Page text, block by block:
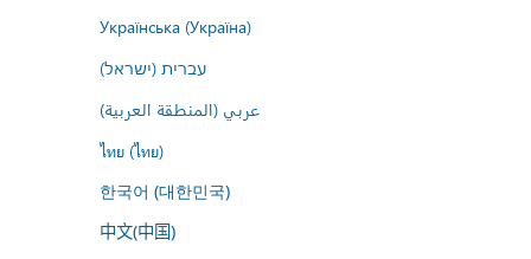
Українська (Україна)
עברית (ישראל)
عربي (المنطقة العربية)
ไทย (ไทย)
한국어 (대한민국)
中文(中国)